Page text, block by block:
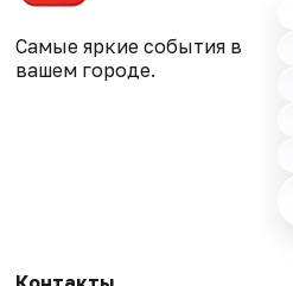
Самые яркие события в
вашем городе.